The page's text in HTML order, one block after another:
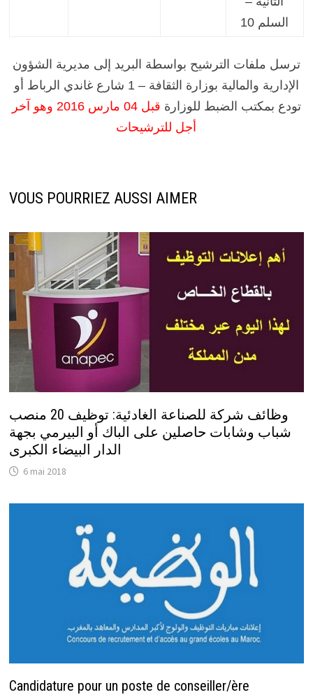
السلم 10
ترسل ملفات الترشيح بواسطة البريد إلى مديرية الشؤون
الإدارية والمالية بوزارة الثقافة – 1 شارع غاندي الرباط أو
تودع بمكتب الضبط للوزارة
قبل 04 مارس 2016 وهو آخر
أجل للترشيحات
VOUS POURRIEZ AUSSI AIMER
وظائف شركة للصناعة الغادئية: توظيف 20 منصب
شباب وشابات حاصلين على الباك أو البيرمي بجهة
الدار البيضاء الكبرى
6 mai 2018
Candidature pour un poste de conseiller/ère